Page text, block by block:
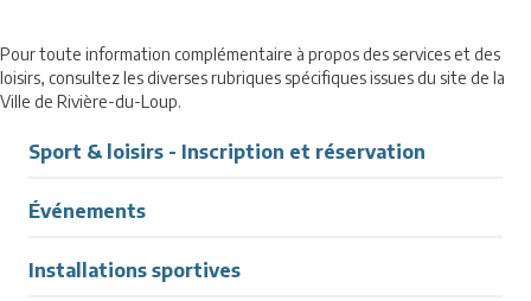
Pour toute information complémentaire à propos des services et des
loisirs, consultez les diverses rubriques spécifiques issues du site de la
Ville de Rivière-du-Loup.
Sport & loisirs - Inscription et réservation
Événements
Installations sportives